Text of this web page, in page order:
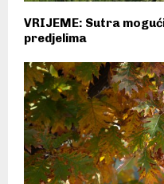
VRIJEME: Sutra
predjelima